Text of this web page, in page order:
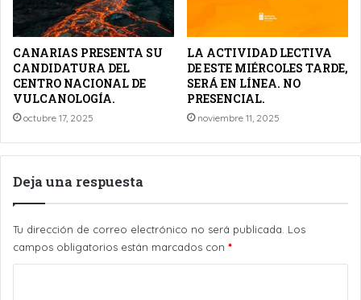
CANARIAS PRESENTA SU
CANDIDATURA DEL
CENTRO NACIONAL DE
VULCANOLOGÍA.
octubre 17, 2025
LA ACTIVIDAD LECTIVA
DE ESTE MIÉRCOLES TARDE,
SERÁ EN LÍNEA. NO
PRESENCIAL.
noviembre 11, 2025
Deja una respuesta
Tu dirección de correo electrónico no será publicada. Los
campos obligatorios están marcados con *